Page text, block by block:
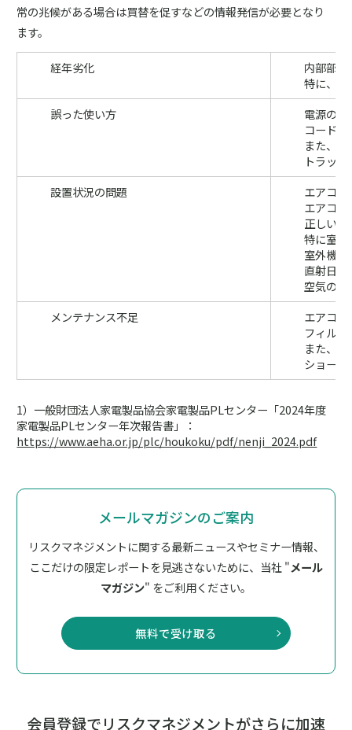
常の兆候がある場合は買替を促すなどの情報発信が必要となり
ます。
経年劣化
内部部
特に、
誤った使い方
電源の
コード
また、
トラッ
設置状況の問題
エアコ
エアコ
正しい
特に室外
室外機
直射日
空気の
メンテナンス不足
エアコ
フィル
また、
ショー
1）一般財団法人家電製品協会家電製品PLセンター「2024年度
家電製品PLセンター年次報告書」：
https://www.aeha.or.jp/plc/houkoku/pdf/nenji_2024.pdf
メールマガジンのご案内
リスクマネジメントに関する最新ニュースやセミナー情報、
ここだけの限定レポートを見逃さないために、 当社 "メール
マガジン" をご利用ください。
無料で受け取る
会員登録でリスクマネジメントがさらに加速